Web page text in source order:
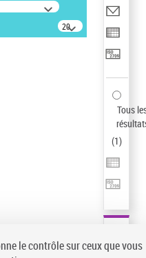
20
résultats/page
Tous
(1)
le contrôle sur ceux que vous